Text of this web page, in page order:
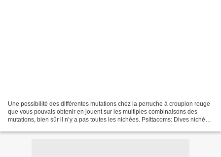
Une possibilité des différentes mutations chez la perruche à croupion rouge
que vous pouvais obtenir en jouent sur les multiples combinaisons des
mutations, bien sûr il n’y a pas toutes les nichées. Psittacoms: Dives nichées